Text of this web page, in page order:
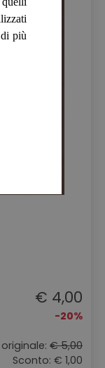
€ 4,00
-20%
€ 5,00
Sconto: € 1,00
più